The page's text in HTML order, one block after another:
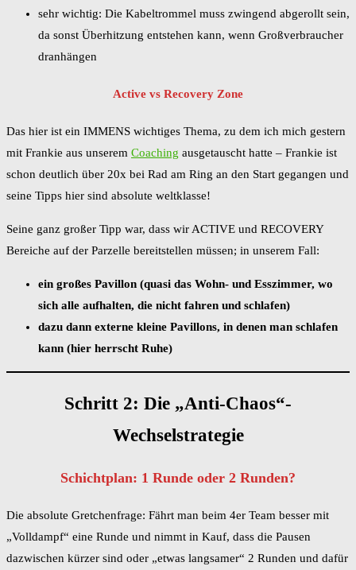
sehr wichtig: Die Kabeltrommel muss zwingend abgerollt sein,
da sonst Überhitzung entstehen kann, wenn Großverbraucher
dranhängen
Active vs Recovery Zone
Das hier ist ein IMMENS wichtiges Thema, zu dem ich mich gestern
mit Frankie aus unserem Coaching ausgetauscht hatte – Frankie ist
schon deutlich über 20x bei Rad am Ring an den Start gegangen und
seine Tipps hier sind absolute weltklasse!
Seine ganz großer Tipp war, dass wir ACTIVE und RECOVERY
Bereiche auf der Parzelle bereitstellen müssen; in unserem Fall:
ein großes Pavillon (quasi das Wohn- und Esszimmer, wo
sich alle aufhalten, die nicht fahren und schlafen)
dazu dann externe kleine Pavillons, in denen man schlafen
kann (hier herrscht Ruhe)
Schritt 2: Die „Anti-Chaos“-
Wechselstrategie
Schichtplan: 1 Runde oder 2 Runden?
Die absolute Gretchenfrage: Fährt man beim 4er Team besser mit
„Volldampf“ eine Runde und nimmt in Kauf, dass die Pausen
dazwischen kürzer sind oder „etwas langsamer“ 2 Runden und dafür